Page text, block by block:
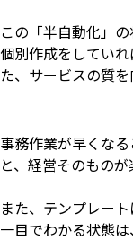
この「半自動化」
個別作成をしてい
た、サービスの質
事務作業が早くな
と、経営そのもの
また、テンプレー
一目でわかる状態は